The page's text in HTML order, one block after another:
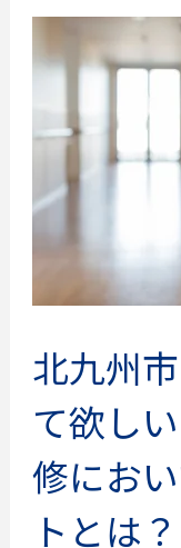
北九州
て欲し
修にお
トとは？